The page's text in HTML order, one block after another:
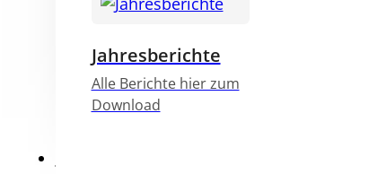
Jahresberichte
Alle Berichte hier zum
Download